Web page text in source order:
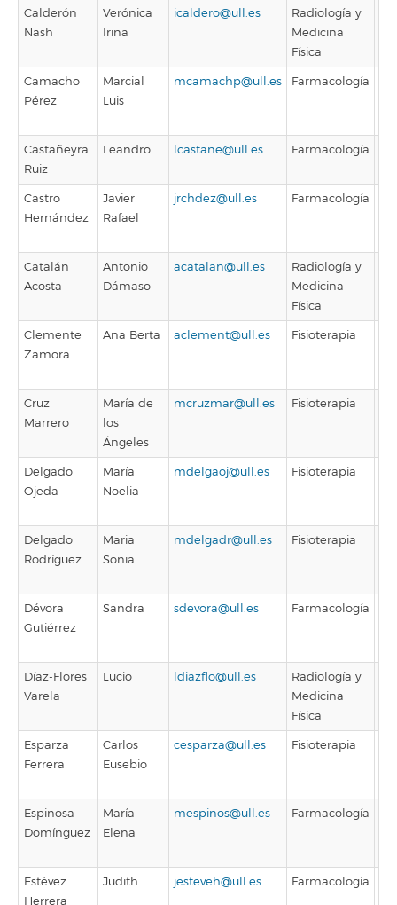
Calderón
Nash
Verónica
Irina
icaldero@ull.es
Radiología y
Medicina
Física
Camacho
Pérez
Marcial
Luis
mcamachp@ull.es Farmacología
Castañeyra
Ruiz
Leandro lcastane@ull.es Farmacología
Castro
Hernández
Javier
Rafael
jrchdez@ull.es Farmacología
Catalán
Acosta
Antonio
Dámaso
acatalan@ull.es
Radiología y
Medicina
Física
Clemente
Zamora
Ana Berta aclement@ull.es Fisioterapia
Cruz
Marrero
María de
los
Ángeles
mcruzmar@ull.es Fisioterapia
Delgado
Ojeda
María
Noelia
mdelgaoj@ull.es Fisioterapia
Delgado
Rodríguez
Maria
Sonia
mdelgadr@ull.es Fisioterapia
Dévora
Gutiérrez
Sandra sdevora@ull.es Farmacología
Díaz-Flores
Varela
Lucio ldiazflo@ull.es
Radiología y
Medicina
Física
Esparza
Ferrera
Carlos
Eusebio
cesparza@ull.es Fisioterapia
Espinosa
Domínguez
María
Elena
mespinos@ull.es Farmacología
Estévez
Herrera
Judith jesteveh@ull.es Farmacología